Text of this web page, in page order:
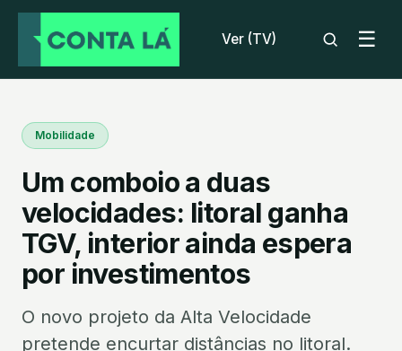
Ver (TV) ☰
Mobilidade
Um comboio a duas
velocidades: litoral ganha
TGV, interior ainda espera
por investimentos
O novo projeto da Alta Velocidade
pretende encurtar distâncias no litoral.